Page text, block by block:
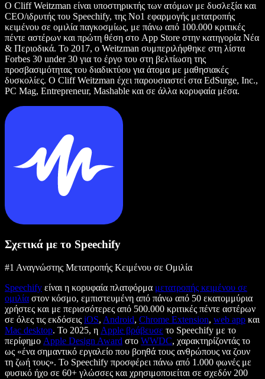
Ο Cliff Weitzman είναι υποστηρικτής των ατόμων με δυσλεξία και
CEO/ιδρυτής του Speechify, της Νο1 εφαρμογής μετατροπής
κειμένου σε ομιλία παγκοσμίως, με πάνω από 100.000 κριτικές
πέντε αστέρων και πρώτη θέση στο App Store στην κατηγορία Νέα
& Περιοδικά. Το 2017, ο Weitzman συμπεριλήφθηκε στη λίστα
Forbes 30 under 30 για το έργο του στη βελτίωση της
προσβασιμότητας του διαδικτύου για άτομα με μαθησιακές
δυσκολίες. Ο Cliff Weitzman έχει παρουσιαστεί στα EdSurge, Inc.,
PC Mag, Entrepreneur, Mashable και σε άλλα κορυφαία μέσα.
Σχετικά με το Speechify
#1 Αναγνώστης Μετατροπής Κειμένου σε Ομιλία
Speechify είναι η κορυφαία πλατφόρμα μετατροπής κειμένου σε
ομιλία στον κόσμο, εμπιστευμένη από πάνω από 50 εκατομμύρια
χρήστες και με περισσότερες από 500.000 κριτικές πέντε αστέρων
σε όλες τις εκδόσεις iOS, Android, Chrome Extension, web app και
Mac desktop. Το 2025, η Apple βράβευσε το Speechify με το
περίφημο Apple Design Award στο WWDC, χαρακτηρίζοντάς το
ως «ένα σημαντικό εργαλείο που βοηθά τους ανθρώπους να ζουν
τη ζωή τους». Το Speechify προσφέρει πάνω από 1.000 φωνές με
φυσικό ήχο σε 60+ γλώσσες και χρησιμοποιείται σε σχεδόν 200